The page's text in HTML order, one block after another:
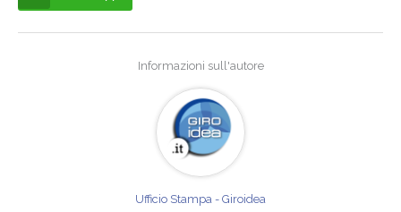
Informazioni sull'autore
Ufficio Stampa - Giroidea